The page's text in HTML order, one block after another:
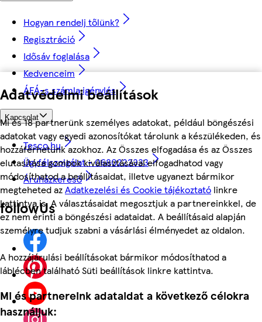
Adatvédelmi beállítások
Mi és 18 partnerünk személyes adatokat, például böngészési
adatokat vagy egyedi azonosítókat tárolunk a készülékeden, és
hozzáférhetünk azokhoz. Az Összes elfogadása és az Összes
elutasítása gombok kiválasztásával elfogadhatod vagy
módosíthatod a beállításaidat, illetve ugyanezt bármikor
megteheted azAdatkezelési és Cookie tájékoztató linkre
kattintva is. A választásaidat megosztjuk a partnereinkkel, de
ez nem érinti a böngészési adataidat. A beállításaid alapján
személyre tudjuk szabni a vásárlási élményedet az oldalon.
A hozzájárulási beállításokat bármikor módosíthatod a
láblécben található Süti beállítások linkre kattintva.
Mi és partnereink adataidat a következő célokra
használjuk:
Hogyan rendelj tőlünk?
Regisztráció
Idősáv foglalása
Kedvenceim
ÁFÁ-s számla igénylés
Kapcsolat
Tesco.hu
Ügyfélszolgálat - 0680222333
Áruházkereső
followUs